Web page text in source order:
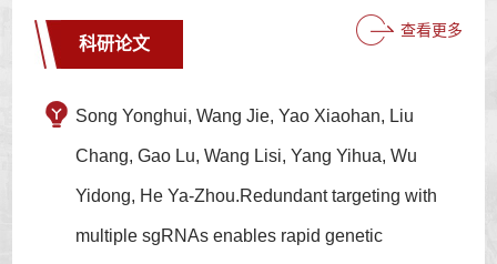
科研论文
查看更多
Song Yonghui, Wang Jie, Yao Xiaohan, Liu
Chang, Gao Lu, Wang Lisi, Yang Yihua, Wu
Yidong, He Ya-Zhou.Redundant targeting with
multiple sgRNAs enables rapid genetic